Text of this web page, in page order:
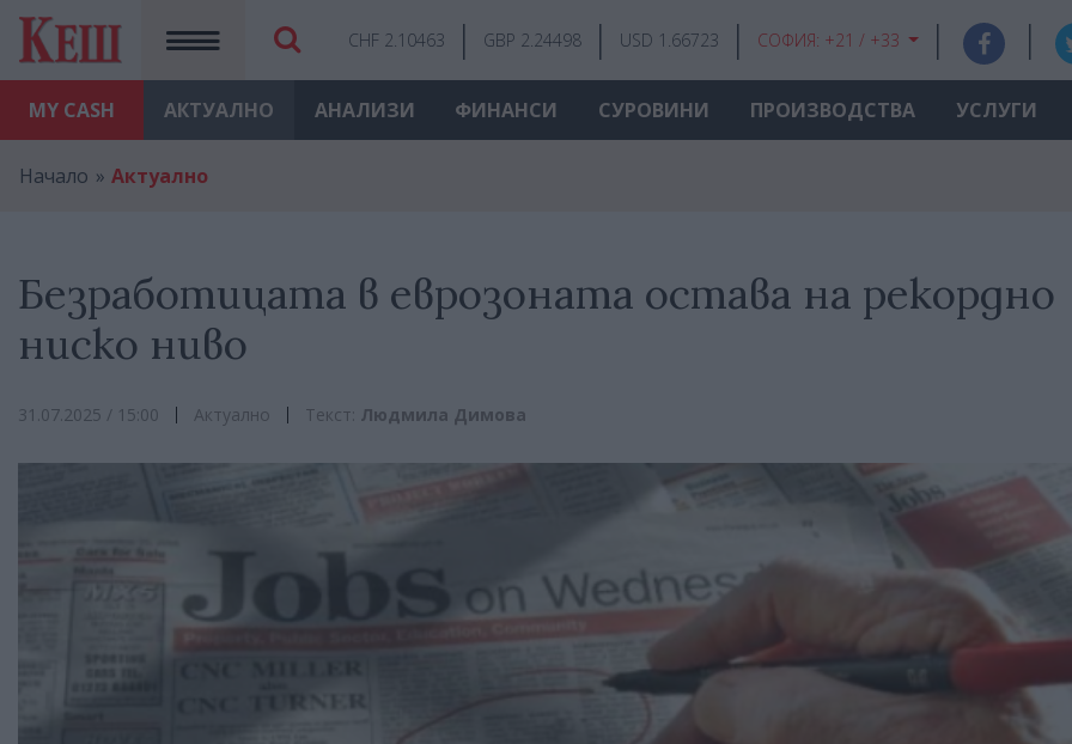
MY CASH
CHF 2.10463 GBP 2.24498 USD 1.66723 СОФИЯ: +21 / +33
АКТУАЛНО АНАЛИЗИ ФИНАНСИ СУРОВИНИ ПРОИЗВОДСТВА УСЛУГИ
Начало Актуално
Безработицата в еврозоната остава на рекордно
ниско ниво
31.07.2025 / 15:00 Актуално Текст: Людмила Димова